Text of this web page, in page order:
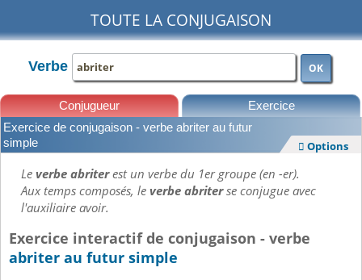
TOUTE LA CONJUGAISON
Verbe OK
Conjugueur Exercice
Exercice de conjugaison - verbe abriter au futur
simple
 Options
Leverbe abriterest un verbe du 1er groupe (en -er).
Aux temps composés, leverbe abriterse conjugue avec
l'auxiliaire avoir.
Exercice interactif de conjugaison - verbe
abriter au futur simple